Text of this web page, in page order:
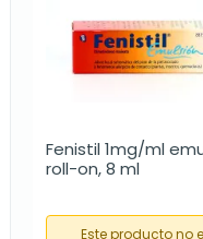
Fenistil 1mg/ml
roll-on, 8 ml
Este producto no